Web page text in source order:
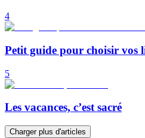
4
Petit guide pour choisir vos
5
Les vacances, c’est sacré
Charger plus d'articles